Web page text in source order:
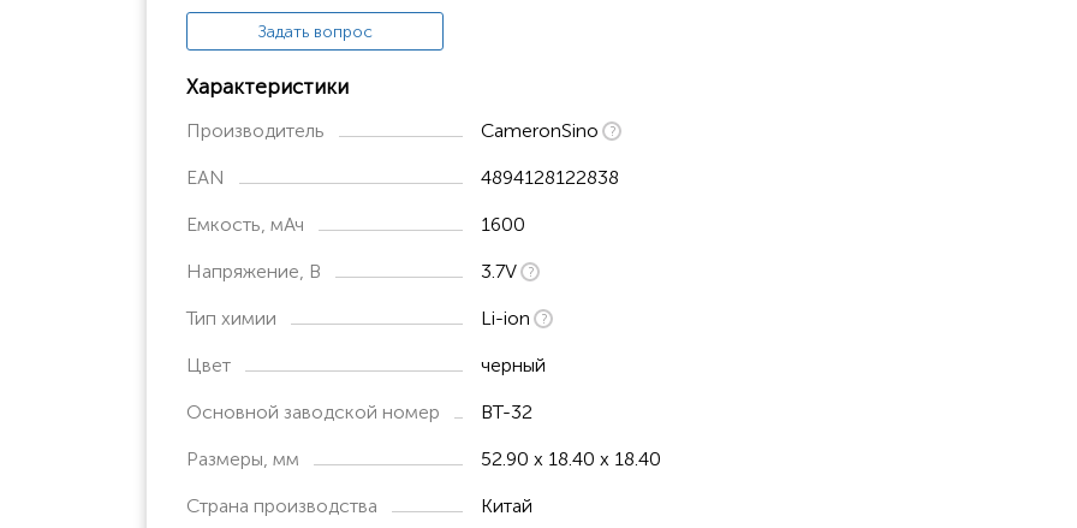
QuickScan QBT2430
Задать вопрос
Характеристики
Производитель CameronSino
EAN 4894128122838
Емкость, мАч 1600
Напряжение, В 3.7V
Тип химии Li-ion
Цвет черный
Основной заводской номер BT-32
Размеры, мм 52.90 x 18.40 x 18.40
Страна производства Китай